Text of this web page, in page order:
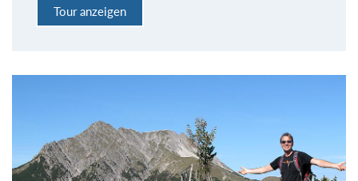
Tour anzeigen